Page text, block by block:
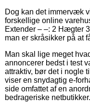
Dog kan det immervæk
forskellige online
Extender – –: 2 Hægter
man er skråsikker på at
Man skal lige meget
annoncerer bedst i test
attraktiv, bør det i nogle
viser en snydagtig e-
side omfattet af en
bedrageriske netbutikker.